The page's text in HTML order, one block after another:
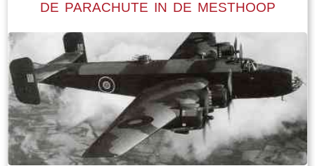
het sanatorium in Appelscha. Na zijn overlijden
ontving de familie enkele bijzondere
herinneringen aan Dirk: een brief van zijn
commandant, het officiële rapport van zijn
moedige daad en zijn dagboek waarin hij de
gebeurtenissen op de 10de mei beschrijft. Een
gedeelte van zijn verslag wordt hieronder
DE PARACHUTE IN DE MESTHOOP